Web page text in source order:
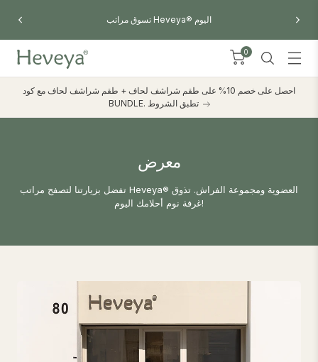
0
احصل على خصم 10% على طقم شراشف لحاف + طقم شراشف لحاف مع كود
BUNDLE. تطبق الشروط
معرض
تفضل بزيارتنا لتصفح مراتب Heveya® العضوية ومجموعة الفراش. تذوق
غرفة نوم أحلامك اليوم!